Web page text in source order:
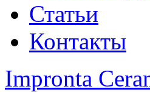
Статьи
Контакты
Impronta